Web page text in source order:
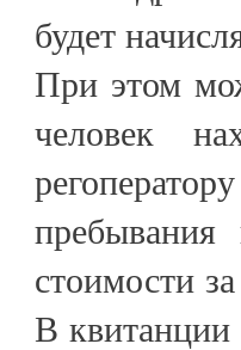
будет
При этом
человек
пребывания
стоимости
В квитанции